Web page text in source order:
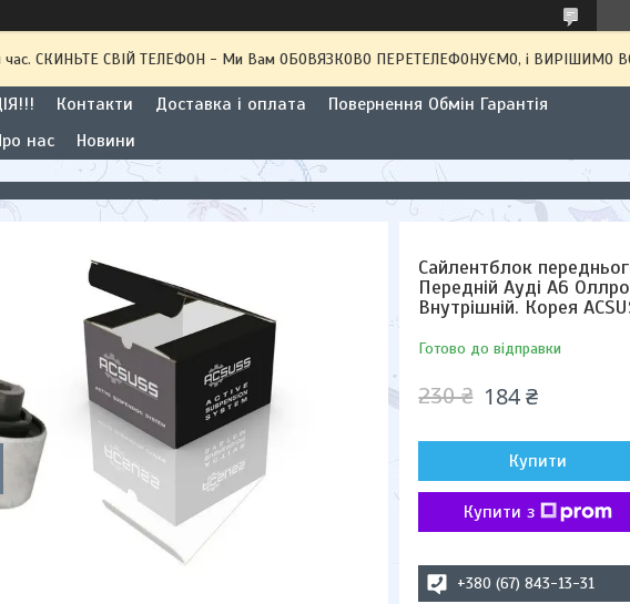
час. СКИНЬТЕ СВІЙ ТЕЛЕФОН - Ми Вам ОБОВЯЗКОВО ПЕРЕТЕЛЕФОНУЄМО, і ВИРІШИМО
Контакти Доставка і оплата
Повернення Обмін Гарантія
нас Новини
Сайлентблок
Передній Ауді А6
Внутрішній. Корея
Готово до відправки
230 ₴ 184 ₴
Купити
Купити з
+380 (67) 843-13-31